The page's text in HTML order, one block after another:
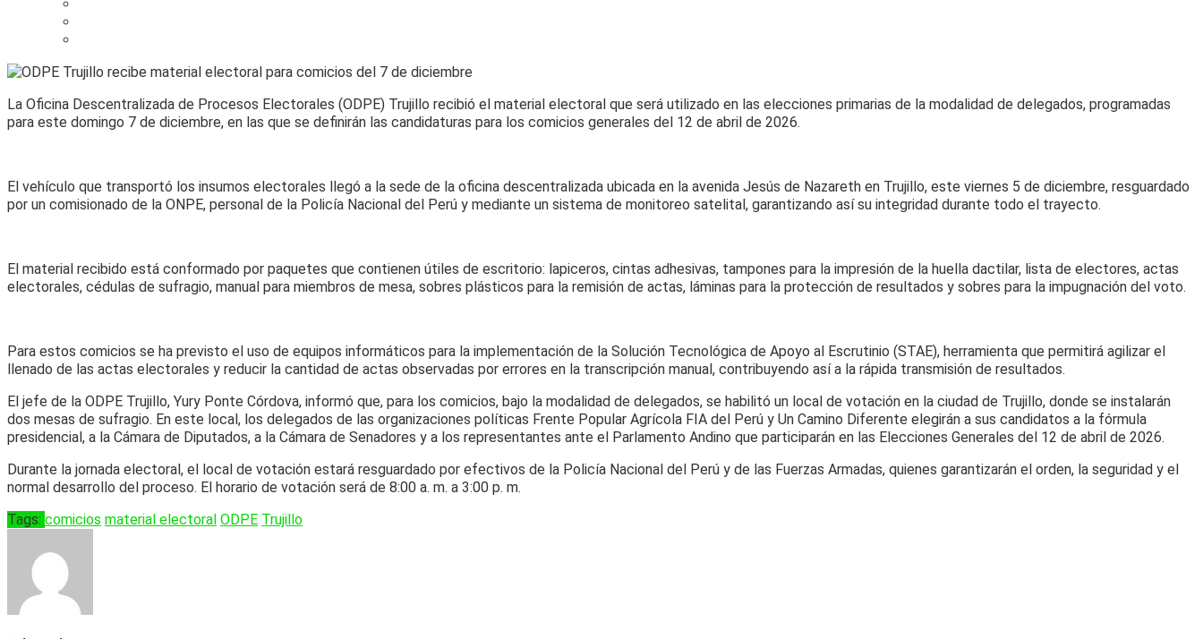
La Oficina Descentralizada de Procesos Electorales (ODPE) Trujillo recibió el material electoral que será utilizado en las elecciones primarias de la modalidad de delegados, programadas
para este domingo 7 de diciembre, en las que se definirán las candidaturas para los comicios generales del 12 de abril de 2026.
El vehículo que transportó los insumos electorales llegó a la sede de la oficina descentralizada ubicada en la avenida Jesús de Nazareth en Trujillo, este viernes 5 de diciembre, resguardado
por un comisionado de la ONPE, personal de la Policía Nacional del Perú y mediante un sistema de monitoreo satelital, garantizando así su integridad durante todo el trayecto.
El material recibido está conformado por paquetes que contienen útiles de escritorio: lapiceros, cintas adhesivas, tampones para la impresión de la huella dactilar, lista de electores, actas
electorales, cédulas de sufragio, manual para miembros de mesa, sobres plásticos para la remisión de actas, láminas para la protección de resultados y sobres para la impugnación del voto.
Para estos comicios se ha previsto el uso de equipos informáticos para la implementación de la Solución Tecnológica de Apoyo al Escrutinio (STAE), herramienta que permitirá agilizar el
llenado de las actas electorales y reducir la cantidad de actas observadas por errores en la transcripción manual, contribuyendo así a la rápida transmisión de resultados.
El jefe de la ODPE Trujillo, Yury Ponte Córdova, informó que, para los comicios, bajo la modalidad de delegados, se habilitó un local de votación en la ciudad de Trujillo, donde se instalarán
dos mesas de sufragio. En este local, los delegados de las organizaciones políticas Frente Popular Agrícola FIA del Perú y Un Camino Diferente elegirán a sus candidatos a la fórmula
presidencial, a la Cámara de Diputados, a la Cámara de Senadores y a los representantes ante el Parlamento Andino que participarán en las Elecciones Generales del 12 de abril de 2026.
Durante la jornada electoral, el local de votación estará resguardado por efectivos de la Policía Nacional del Perú y de las Fuerzas Armadas, quienes garantizarán el orden, la seguridad y el
normal desarrollo del proceso. El horario de votación será de 8:00 a. m. a 3:00 p. m.
Tags: comicios material electoral ODPE Trujillo